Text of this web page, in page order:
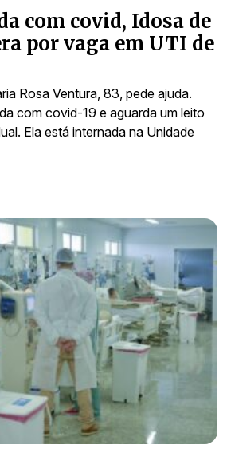
com covid, Idosa de
por vaga em UTI de
Rosa Ventura, 83, pede ajuda.
com covid-19 e aguarda um leito
Ela está internada na Unidade